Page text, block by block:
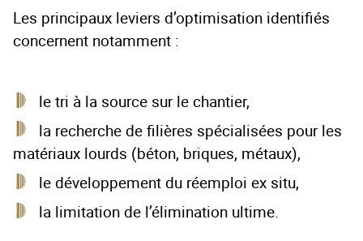
Les principaux leviers d’optimisation identifiés
concernent notamment :
le tri à la source sur le chantier,
la recherche de filières spécialisées pour les
matériaux lourds (béton, briques, métaux),
le développement du réemploi ex situ,
la limitation de l’élimination ultime.